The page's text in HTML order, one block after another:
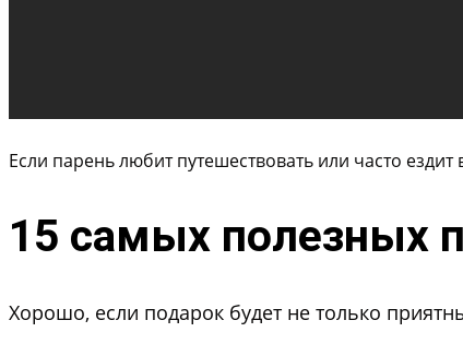
Если парень любит путешествовать или часто
15 самых полезных
Хорошо, если подарок будет не только